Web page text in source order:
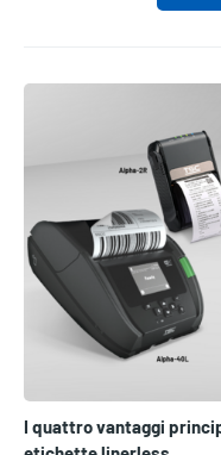
I quattro vantaggi